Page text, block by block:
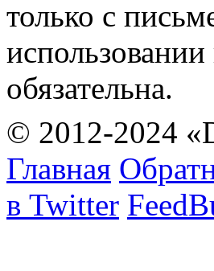
только с
обязательна.
© 2012-2024
Главная
в Twitter